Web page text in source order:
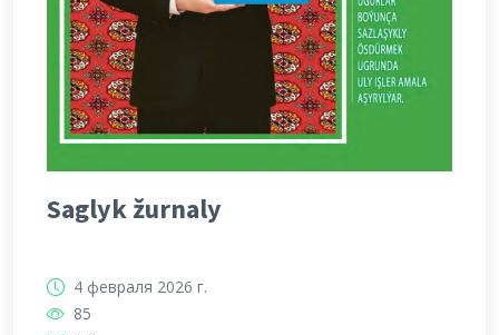
Saglyk žurnaly
4 февраля 2026 г.
85